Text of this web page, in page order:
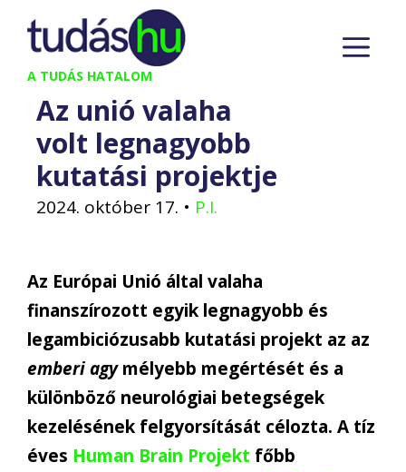
Kilépés
tartalomba
A TUDÁS HATALOM
Az unió valaha
volt legnagyobb
kutatási projektje
2024. október 17. • P.I.
Az Európai Unió által valaha
finanszírozott egyik legnagyobb és
legambiciózusabb kutatási projekt az az
emberi agymélyebb megértését és a
különböző neurológiai betegségek
kezelésének felgyorsítását célozta. A tíz
éves Human Brain Projekt főbb